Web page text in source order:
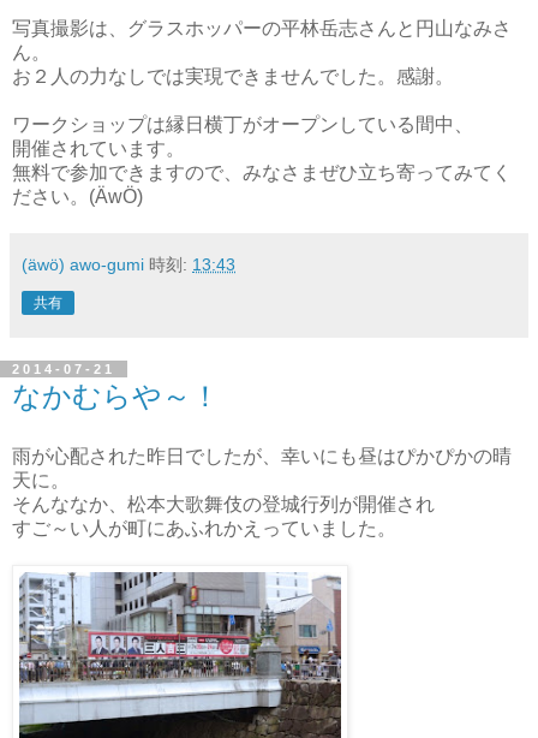
写真撮影は、グラスホッパーの平林岳志さんと円山なみさ
ん。
お２人の力なしでは実現できませんでした。感謝。
ワークショップは縁日横丁がオープンしている間中、
開催されています。
無料で参加できますので、みなさまぜひ立ち寄ってみてく
ださい。(ÄwÖ)
(äwö) awo-gumi 時刻: 13:43
共有
2014-07-21
なかむらや～！
雨が心配された昨日でしたが、幸いにも昼はぴかぴかの晴
天に。
そんななか、松本大歌舞伎の登城行列が開催され
すご～い人が町にあふれかえっていました。